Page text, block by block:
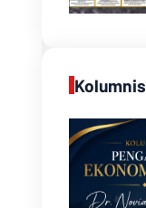
Kolumnis